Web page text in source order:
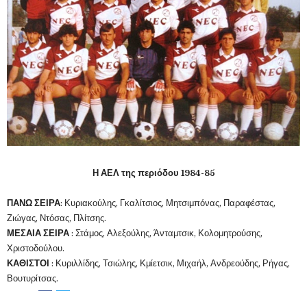
Η ΑΕΛ της περιόδου 1984-85
ΠΑΝΩ ΣΕΙΡΑ: Κυριακούλης, Γκαλίτσιος, Μητσιμπόνας, Παραφέστας,
Ζιώγας, Ντόσας, Πλίτσης.
ΜΕΣΑΙΑ ΣΕΙΡΑ : Στάμος, Αλεξούλης, Άνταμτσικ, Κολομητρούσης,
Χριστοδούλου.
ΚΑΘΙΣΤΟΙ : Κυριλλίδης, Τσιώλης, Κμίετσικ, Μιχαήλ, Ανδρεούδης, Ρήγας,
Βουτυρίτσας.